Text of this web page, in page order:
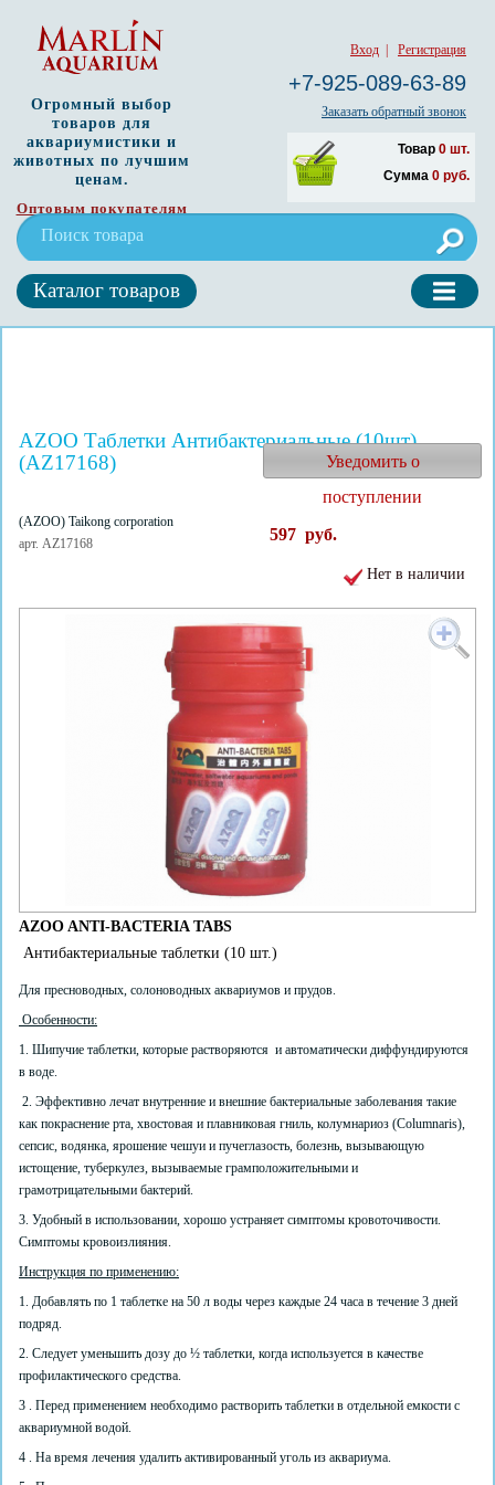
Вход Регистрация
+7-925-089-63-89
Заказать обратный звонок
Товар 0 шт.
Сумма 0 руб.
Огромный выбор
товаров для
аквариумистики и
животных по лучшим
ценам.
Оптовым покупателям
Каталог товаров
AZOO Таблетки Антибактериальные (10шт)
(AZ17168)
(AZOO) Taikong corporation
арт. AZ17168
Уведомить о
поступлении
597 руб.
Нет в наличии
AZOO ANTI-BACTERIA TABS
Антибактериальные таблетки (10 шт.)
Для пресноводных, солоноводных аквариумов и прудов.
Особенности:
1. Шипучие таблетки, которые растворяются и автоматически диффундируются
в воде.
2. Эффективно лечат внутренние и внешние бактериальные заболевания такие
как покраснение рта, хвостовая и плавниковая гниль, колумнариоз (Columnaris),
сепсис, водянка, ярошение чешуи и пучеглазость, болезнь, вызывающую
истощение, туберкулез, вызываемые грамположительными и
грамотрицательными бактерий.
3. Удобный в использовании, хорошо устраняет симптомы кровоточивости.
Симптомы кровоизлияния.
Инструкция по применению:
1. Добавлять по 1 таблетке на 50 л воды через каждые 24 часа в течение 3 дней
подряд.
2. Следует уменьшить дозу до ½ таблетки, когда используется в качестве
профилактического средства.
3 . Перед применением необходимо растворить таблетки в отдельной емкости с
аквариумной водой.
4 . На время лечения удалить активированный уголь из аквариума.